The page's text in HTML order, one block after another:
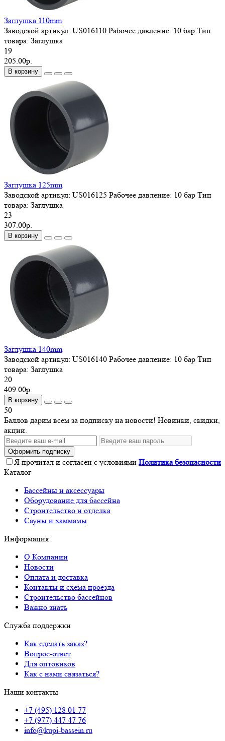
Заглушка 110mm
Заводской артикул: US016110 Рабочее давление: 10 бар Тип
товара: Заглушка
19
205.00р.
В корзину
Заглушка 125mm
Заводской артикул: US016125 Рабочее давление: 10 бар Тип
товара: Заглушка
23
307.00р.
В корзину
Заглушка 140mm
Заводской артикул: US016140 Рабочее давление: 10 бар Тип
товара: Заглушка
20
409.00р.
В корзину
50
Баллов дарим всем за подписку на новости! Новинки, скидки,
акции.
Оформить подписку
Я прочитал и согласен с условиями Политика безопасности
Каталог
Бассейны и аксессуары
Оборудование для бассейна
Строительство и отделка
Сауны и хаммамы
Информация
О Компании
Новости
Оплата и доставка
Контакты и схема проезда
Строительство бассейнов
Важно знать
Служба поддержки
Как сделать заказ?
Вопрос-ответ
Для оптовиков
Как с нами связаться?
Наши контакты
+7 (495) 128 01 77
+7 (977) 447 47 76
info@kupi-bassein.ru